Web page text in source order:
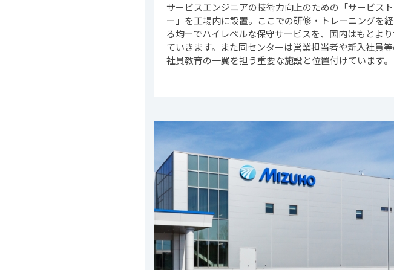
サービスエンジニアの技術力向上のための「サービス
ー」を工場内に設置。ここでの研修・トレーニングを
る均ーでハイレベルな保守サービスを、国内はもとよ
ていきます。また同センターは営業担当者や新入社員等
社員教育の一翼を担う重要な施設と位置付けています。